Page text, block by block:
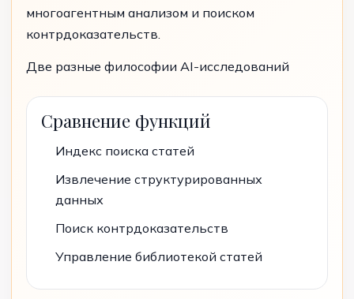
многоагентным анализом и поиском
контрдоказательств.
Две разные философии AI-исследований
Сравнение функций
Индекс поиска статей
Извлечение структурированных
данных
Поиск контрдоказательств
Управление библиотекой статей